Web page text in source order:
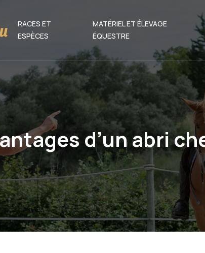
RACES ET
ESPÈCES
MATÉRIEL ET ÉLEVAGE
ÉQUESTRE
d’un abri